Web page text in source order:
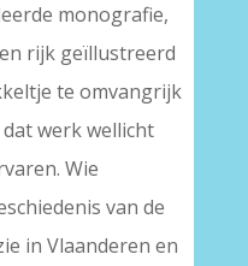
monografie,
rijk geïllustreerd
te omvangrijk
werk wellicht
Wie
van de
in Vlaanderen en